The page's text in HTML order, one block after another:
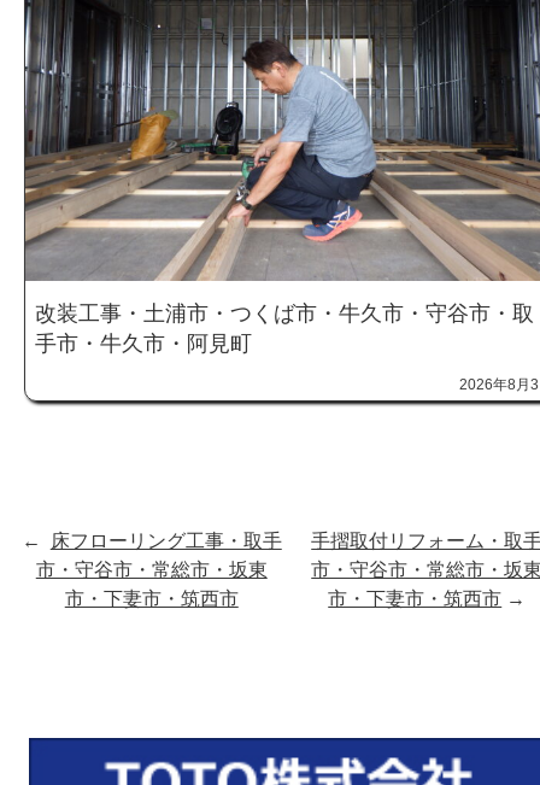
改装工事・土浦市・つくば市・牛久市・守谷市・取
手市・牛久市・阿見町
2026年8月
←
床フローリング工事・取手
市・守谷市・常総市・坂東
市・下妻市・筑西市
手摺取付リフォーム・取
市・守谷市・常総市・坂
市・下妻市・筑西市 →